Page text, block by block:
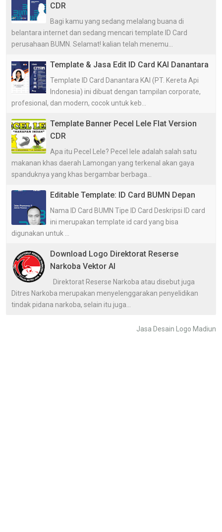
CDR
Bagi kamu yang sedang melalang buana di
belantara internet dan sedang mencari template ID Card
perusahaan BUMN. Selamat! kalian telah menemu...
Template & Jasa Edit ID Card KAI Danantara
Template ID Card Danantara KAI (PT. Kereta Api
Indonesia) ini dibuat dengan tampilan corporate,
profesional, dan modern, cocok untuk keb...
Template Banner Pecel Lele Flat Version
CDR
Apa itu Pecel Lele? Pecel lele adalah salah satu
makanan khas daerah Lamongan yang terkenal akan gaya
spanduknya yang khas bergambar berbaga...
Editable Template: ID Card BUMN Depan
Nama ID Card BUMN Tipe ID Card Deskripsi ID card
ini merupakan template id card yang bisa
digunakan untuk ...
Download Logo Direktorat Reserse
Narkoba Vektor AI
Direktorat Reserse Narkoba atau disebut juga
Ditres Narkoba merupakan menyelenggarakan penyelidikan
tindak pidana narkoba, selain itu juga...
Jasa Desain Logo Madiun